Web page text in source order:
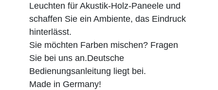
Leuchten für Akustik-Holz-Paneele und
schaffen Sie ein Ambiente, das Eindruck
hinterlässt.
Sie möchten Farben mischen? Fragen
Sie bei uns an.Deutsche
Bedienungsanleitung liegt bei.
Made in Germany!